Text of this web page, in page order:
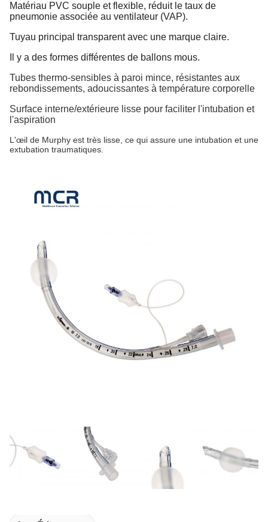
Matériau PVC souple et flexible, réduit le taux de
pneumonie associée au ventilateur (VAP).
Tuyau principal transparent avec une marque claire.
Il y a des formes différentes de ballons mous.
Tubes thermo-sensibles à paroi mince, résistantes aux
rebondissements, adoucissantes à température corporelle
Surface interne/extérieure lisse pour faciliter l'intubation et
l'aspiration
L'œil de Murphy est très lisse, ce qui assure une intubation et une
extubation traumatiques.